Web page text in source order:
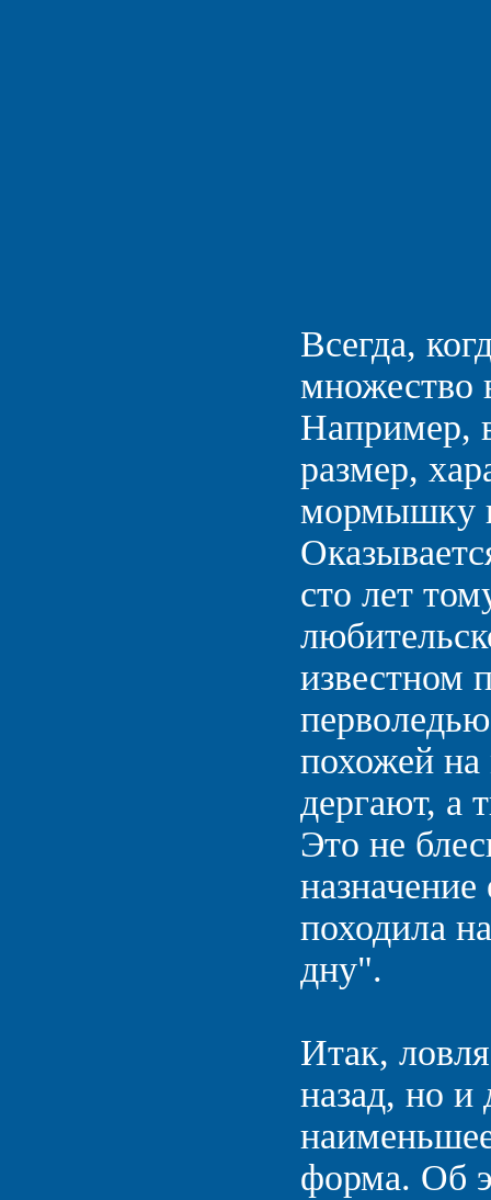
Всегда,
множество
Например,
размер,
мормышку
сто лет
известном
похожей
дергают, а
Это не
походила
дну".
Итак,
назад, но и
форма. Об